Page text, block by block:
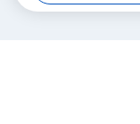
Autobahnen